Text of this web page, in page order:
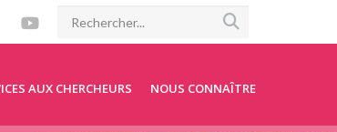
AUX CHERCHEURS NOUS CONNAÎTRE